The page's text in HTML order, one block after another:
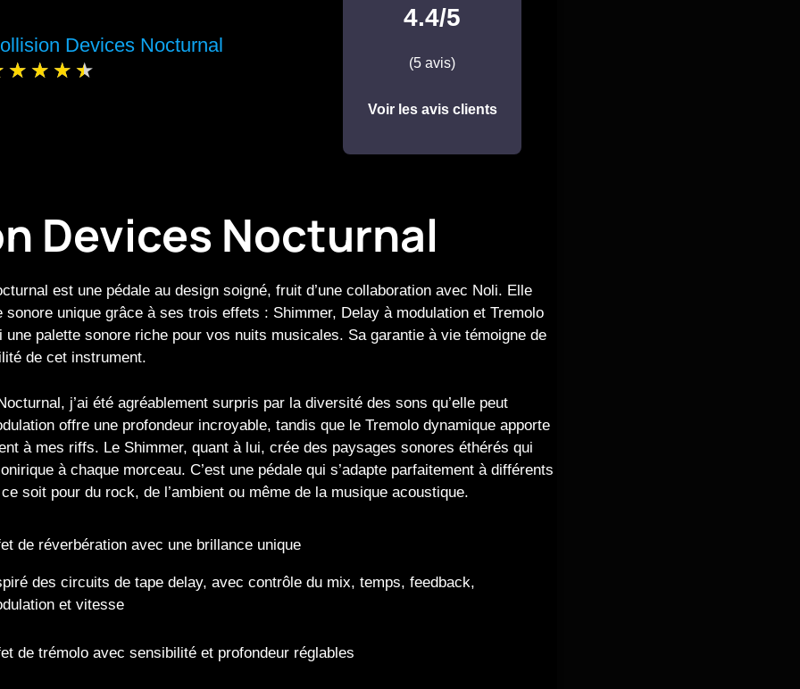
Devices Nocturnal
4.4/5
(5 avis)
Voir les avis clients
Devices Nocturnal
est une pédale au design soigné, fruit d’une collaboration avec Noli. Elle
sonore unique grâce à ses trois effets : Shimmer, Delay à modulation et Tremolo
une palette sonore riche pour vos nuits musicales. Sa garantie à vie témoigne de
de cet instrument.
j’ai été agréablement surpris par la diversité des sons qu’elle peut
offre une profondeur incroyable, tandis que le Tremolo dynamique apporte
à mes riffs. Le Shimmer, quant à lui, crée des paysages sonores éthérés qui
à chaque morceau. C’est une pédale qui s’adapte parfaitement à différents
soit pour du rock, de l’ambient ou même de la musique acoustique.
de réverbération avec une brillance unique
des circuits de tape delay, avec contrôle du mix, temps, feedback,
et vitesse
de trémolo avec sensibilité et profondeur réglables